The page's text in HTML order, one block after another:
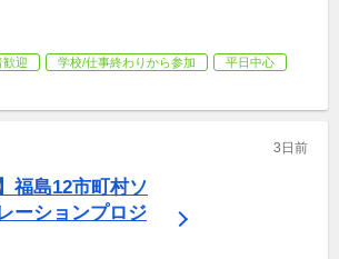
歓迎 学校/仕事終わりから参加
平日中心
3日前
福島12市町村ソ
ーションプロジ